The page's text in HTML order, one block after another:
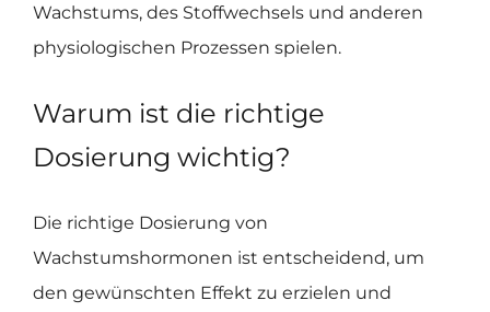
Wachstums, des Stoffwechsels und anderen
physiologischen Prozessen spielen.
Warum ist die richtige
Dosierung wichtig?
Die richtige Dosierung von
Wachstumshormonen ist entscheidend, um
den gewünschten Effekt zu erzielen und